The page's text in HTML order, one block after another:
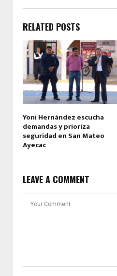
RELATED POSTS
Yoni Hernández escucha
demandas y prioriza
seguridad en San Mateo
Ayecac
LEAVE A COMMENT